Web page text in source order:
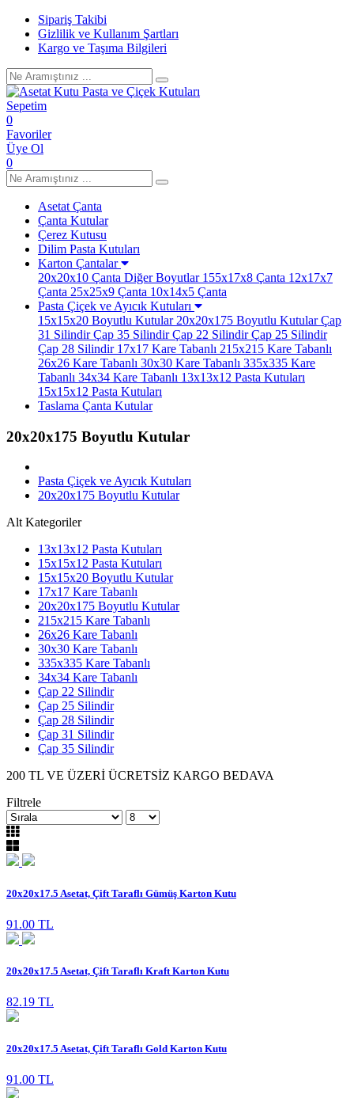
Sipariş Takibi
Gizlilik ve Kullanım Şartları
Kargo ve Taşıma Bilgileri
Sepetim
0
Favoriler
Üye Ol
0
Asetat Çanta
Çanta Kutular
Çerez Kutusu
Dilim Pasta Kutuları
Karton Çantalar
20x20x10 Çanta Diğer Boyutlar155x17x8 Çanta 12x17x7
Çanta 25x25x9 Çanta 10x14x5 Çanta
Pasta Çiçek ve Ayıcık Kutuları
15x15x20 Boyutlu Kutular20x20x175 Boyutlu KutularÇap
31 SilindirÇap 35 SilindirÇap 22 SilindirÇap 25 Silindir
Çap 28 Silindir17x17 Kare Tabanlı 215x215 Kare Tabanlı
26x26 Kare Tabanlı 30x30 Kare Tabanlı 335x335 Kare
Tabanlı 34x34 Kare Tabanlı 13x13x12 Pasta Kutuları
15x15x12 Pasta Kutuları
Taslama Çanta Kutular
20x20x175 Boyutlu Kutular
Pasta Çiçek ve Ayıcık Kutuları
20x20x175 Boyutlu Kutular
Alt Kategoriler
13x13x12 Pasta Kutuları
15x15x12 Pasta Kutuları
15x15x20 Boyutlu Kutular
17x17 Kare Tabanlı
20x20x175 Boyutlu Kutular
215x215 Kare Tabanlı
26x26 Kare Tabanlı
30x30 Kare Tabanlı
335x335 Kare Tabanlı
34x34 Kare Tabanlı
Çap 22 Silindir
Çap 25 Silindir
Çap 28 Silindir
Çap 31 Silindir
Çap 35 Silindir
200 TL VE ÜZERİ ÜCRETSİZ KARGO BEDAVA
Filtrele
20x20x17.5 Asetat, Çift Taraflı Gümüş Karton Kutu
91.00 TL
20x20x17.5 Asetat, Çift Taraflı Kraft Karton Kutu
82.19 TL
20x20x17.5 Asetat, Çift Taraflı Gold Karton Kutu
91.00 TL